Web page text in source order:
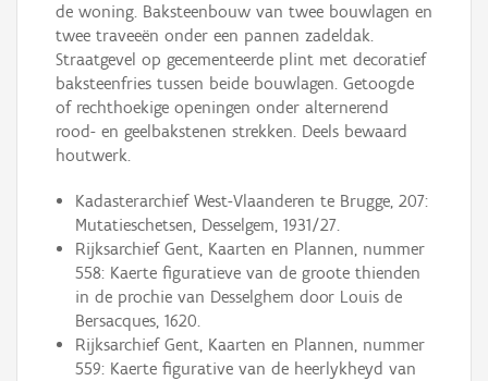
de woning. Baksteenbouw van twee bouwlagen en
twee traveeën onder een pannen zadeldak.
Straatgevel op gecementeerde plint met decoratief
baksteenfries tussen beide bouwlagen. Getoogde
of rechthoekige openingen onder alternerend
rood- en geelbakstenen strekken. Deels bewaard
houtwerk.
Kadasterarchief West-Vlaanderen te Brugge, 207:
Mutatieschetsen, Desselgem, 1931/27.
Rijksarchief Gent, Kaarten en Plannen, nummer
558: Kaerte figuratieve van de groote thienden
in de prochie van Desselghem door Louis de
Bersacques, 1620.
Rijksarchief Gent, Kaarten en Plannen, nummer
559: Kaerte figurative van de heerlykheyd van